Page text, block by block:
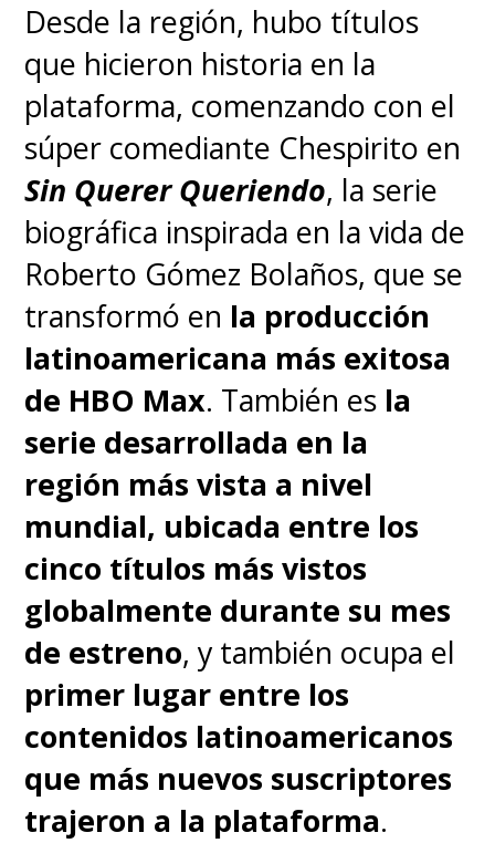
Desde la región, hubo títulos
que hicieron historia en la
plataforma, comenzando con el
súper comediante Chespirito en
Sin Querer Queriendo, la serie
biográfica inspirada en la vida de
Roberto Gómez Bolaños, que se
transformó en la producción
latinoamericana más exitosa
de HBO Max. También es la
serie desarrollada en la
región más vista a nivel
mundial, ubicada entre los
cinco títulos más vistos
globalmente durante su mes
de estreno, y también ocupa el
primer lugar entre los
contenidos latinoamericanos
que más nuevos suscriptores
trajeron a la plataforma.